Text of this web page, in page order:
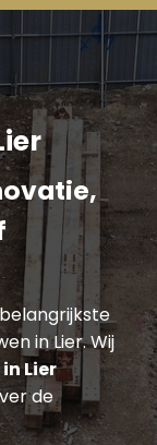
in Lier. Wij
Lier
de